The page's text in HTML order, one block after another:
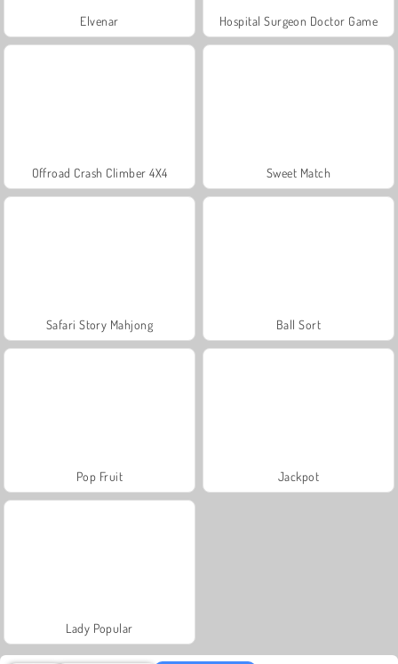
Elvenar Hospital Surgeon Doctor Game
Offroad Crash Climber 4X4 Sweet Match
Safari Story Mahjong Ball Sort
Pop Fruit Jackpot
Lady Popular